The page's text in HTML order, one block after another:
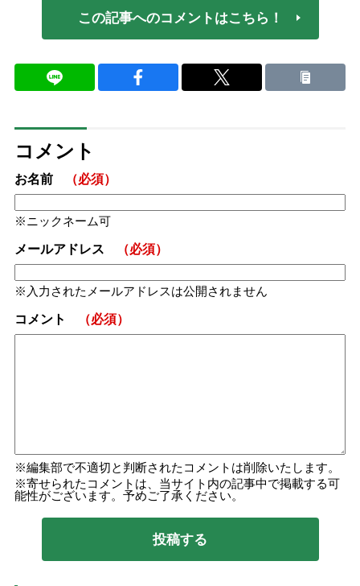
この記事へのコメントはこちら！
コメント
お名前 （必須）
ニックネーム可
メールアドレス （必須）
入力されたメールアドレスは公開されません
コメント （必須）
編集部で不適切と判断されたコメントは削除いたします。
寄せられたコメントは、当サイト内の記事中で掲載する可
能性がございます。予めご了承ください。